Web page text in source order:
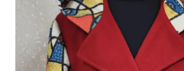
"Pikaso"